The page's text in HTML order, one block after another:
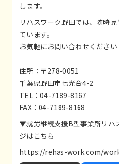
します。
リハスワーク野田では、随時
ています。
お気軽にお問い合わせください
住所：〒278-0051
千葉県野田市七光台4-2
TEL：04-7189-8167
FAX：04-7189-8168
▼就労継続支援B型事業所リハ
ジはこちら
https://rehas-work.com/